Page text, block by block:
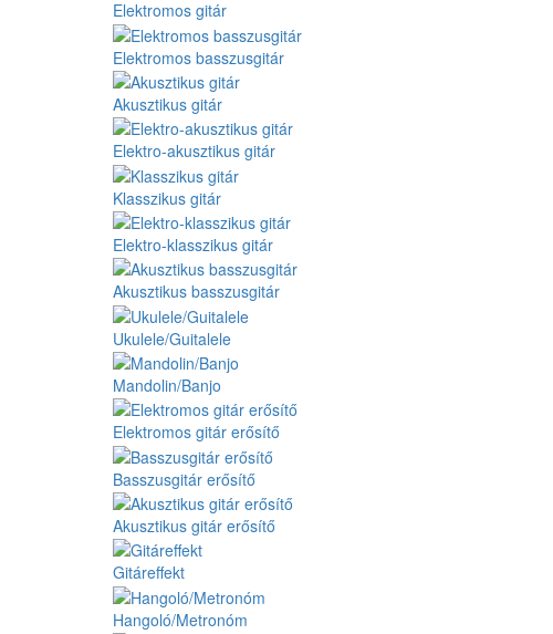
Elektromos gitár
Elektromos basszusgitár
Akusztikus gitár
Elektro-akusztikus gitár
Klasszikus gitár
Elektro-klasszikus gitár
Akusztikus basszusgitár
Ukulele/Guitalele
Mandolin/Banjo
Elektromos gitár erősítő
Basszusgitár erősítő
Akusztikus gitár erősítő
Gitáreffekt
Hangoló/Metronóm